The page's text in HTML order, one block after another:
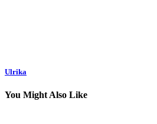
Ulrika
You Might Also Like